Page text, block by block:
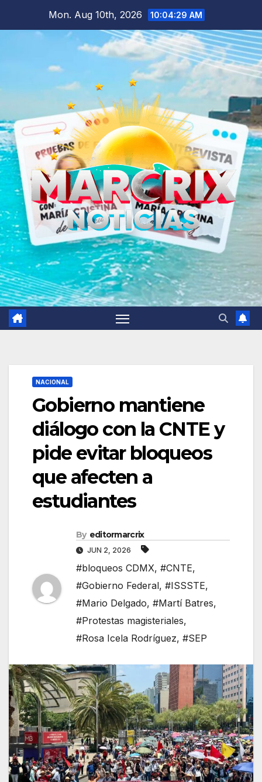
Mon. Aug 10th, 2026 10:04:30 AM
NACIONAL
Gobierno mantiene
diálogo con la CNTE y
pide evitar bloqueos
que afecten a
estudiantes
By editormarcrix
JUN 2, 2026
#bloqueos CDMX, #CNTE,
#Gobierno Federal, #ISSSTE,
#Mario Delgado, #Martí Batres,
#Protestas magisteriales,
#Rosa Icela Rodríguez, #SEP